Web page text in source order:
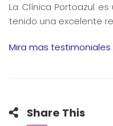
La Clínica Portoazul
tenido una excelente
Mira mas
Share This